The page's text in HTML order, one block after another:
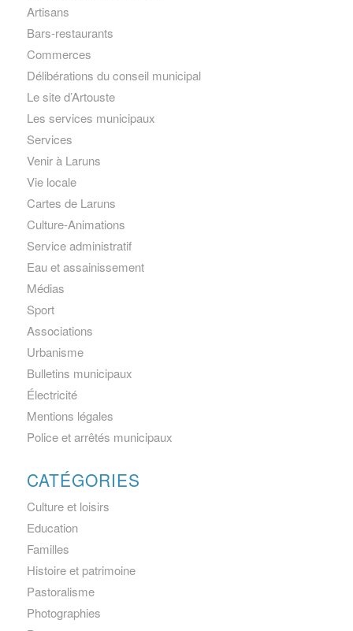
Artisans
Bars-restaurants
Commerces
Délibérations du conseil municipal
Le site d’Artouste
Les services municipaux
Services
Venir à Laruns
Vie locale
Cartes de Laruns
Culture-Animations
Service administratif
Eau et assainissement
Médias
Sport
Associations
Urbanisme
Bulletins municipaux
Électricité
Mentions légales
Police et arrêtés municipaux
CATÉGORIES
Culture et loisirs
Education
Familles
Histoire et patrimoine
Pastoralisme
Photographies